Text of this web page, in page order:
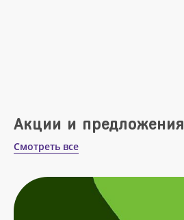
Акции и предложения
Смотреть все